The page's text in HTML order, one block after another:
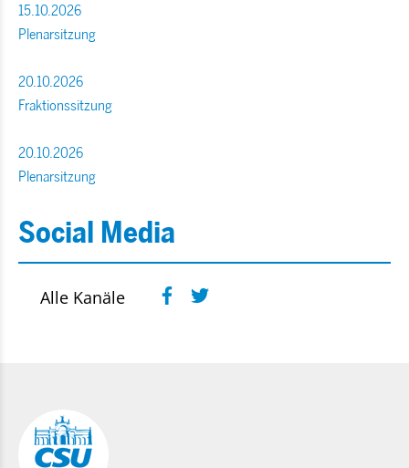
15.10.2026
Plenarsitzung
20.10.2026
Fraktionssitzung
20.10.2026
Plenarsitzung
Social Media
Alle Kanäle